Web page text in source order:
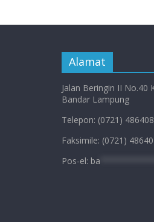
Alamat
Jalan Beringin II No.40
Bandar Lampung
Telepon: (0721)
Faksimile: (0721)
Pos-el: ba